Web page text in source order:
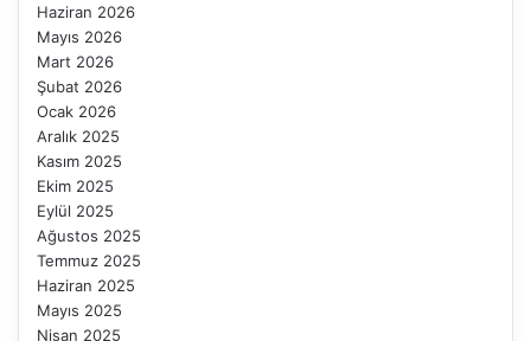
Haziran 2026
Mayıs 2026
Mart 2026
Şubat 2026
Ocak 2026
Aralık 2025
Kasım 2025
Ekim 2025
Eylül 2025
Ağustos 2025
Temmuz 2025
Haziran 2025
Mayıs 2025
Nisan 2025